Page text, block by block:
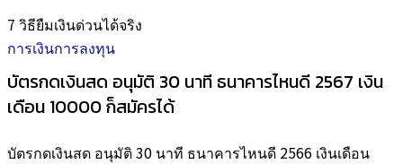
7 วิธียืมเงินด่วนได้จริง
การเงินการลงทุน
บัตรกดเงินสด อนุมัติ 30 นาที ธนาคารไหนดี 2567 เงิน
เดือน 10000 ก็สมัครได้
บัตรกดเงินสด อนุมัติ 30 นาที ธนาคารไหนดี 2566 เงินเดือน